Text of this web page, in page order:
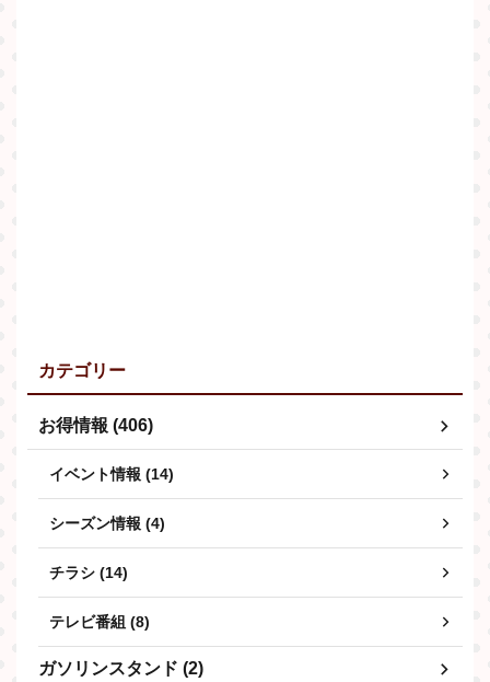
カテゴリー
お得情報 (406)
イベント情報 (14)
シーズン情報 (4)
チラシ (14)
テレビ番組 (8)
ガソリンスタンド (2)